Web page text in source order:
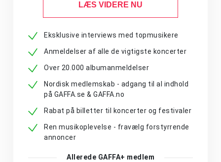
LÆS VIDERE NU
Eksklusive interviews med topmusikere
Anmeldelser af alle de vigtigste koncerter
Over 20.000 albumanmeldelser
Nordisk medlemskab - adgang til al indhold
på GAFFA.se & GAFFA.no
Rabat på billetter til koncerter og festivaler
Ren musikoplevelse - fravælg forstyrrende
annoncer
Allerede GAFFA+ medlem